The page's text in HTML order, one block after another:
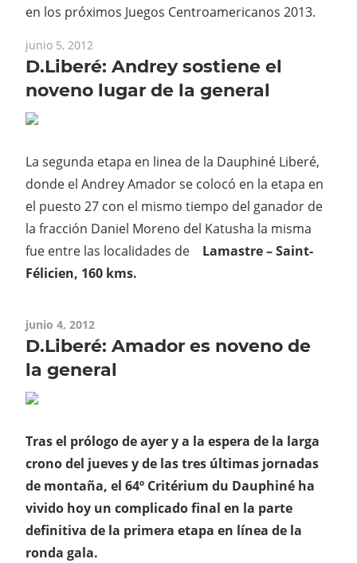
en los próximos Juegos Centroamericanos 2013.
junio 5, 2012
D.Liberé: Andrey sostiene el
noveno lugar de la general
La segunda etapa en linea de la Dauphiné Liberé,
donde el Andrey Amador se colocó en la etapa en
el puesto 27 con el mismo tiempo del ganador de
la fracción Daniel Moreno del Katusha la misma
fue entre las localidades de Lamastre – Saint-
Félicien, 160 kms.
junio 4, 2012
D.Liberé: Amador es noveno de
la general
Tras el prólogo de ayer y a la espera de la larga
crono del jueves y de las tres últimas jornadas
de montaña, el 64º Critérium du Dauphiné ha
vivido hoy un complicado final en la parte
definitiva de la primera etapa en línea de la
ronda gala.